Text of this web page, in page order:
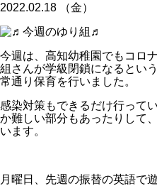
2022.02.18 （金）
今週は、高知幼稚園でもコロ
組さんが学級閉鎖になるとい
常通り保育を行いました。
感染対策もできるだけ行って
か難しい部分もあったりして
います。
月曜日、先週の振替の英語で